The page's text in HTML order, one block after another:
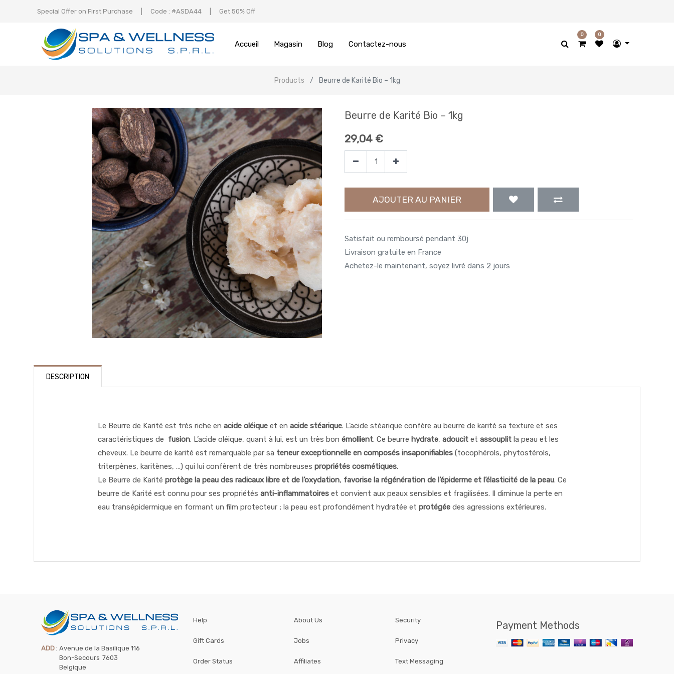
Special Offer on First Purchase Code : #ASDA44 Get 50% Off
Accueil Magasin Blog Contactez-nous
0 0
Products Beurre de Karité Bio – 1kg
Beurre de Karité Bio – 1kg
29,04 €
AJOUTER AU PANIER
Satisfait ou remboursé pendant 30j
Livraison gratuite en France
Achetez-le maintenant, soyez livré dans 2 jours
DESCRIPTION
Le Beurre de Karité est très riche enacide oléique et enacide stéarique. L’acide stéarique confère au beurre de karité sa texture et ses
caractéristiques de fusion. L’acide oléique, quant à lui, est un très bonémollient. Ce beurre hydrate,adoucit etassouplit la peau et les
cheveux. Le beurre de karité est remarquable par sa teneur exceptionnelle en composés insaponifiables (tocophérols, phytostérols,
triterpènes, karitènes, …) qui lui confèrent de très nombreusespropriétés cosmétiques.
Le Beurre de Karitéprotège la peau des radicaux libre et de l’oxydation, favorise la régénération de l’épiderme et l’élasticité de la peau. Ce
beurre de Karité est connu pour ses propriétés anti-inflammatoires et convient aux peaux sensibles et fragilisées. Il diminue la perte en
eau transépidermique en formant un film protecteur ; la peau est profondément hydratée etprotégée des agressions extérieures.
ADD : Avenue de la Basilique 116
Bon-Secours 7603
Belgique
Help
Gift Cards
Order Status
About Us
Jobs
Affiliates
Security
Privacy
Text Messaging
Payment Methods